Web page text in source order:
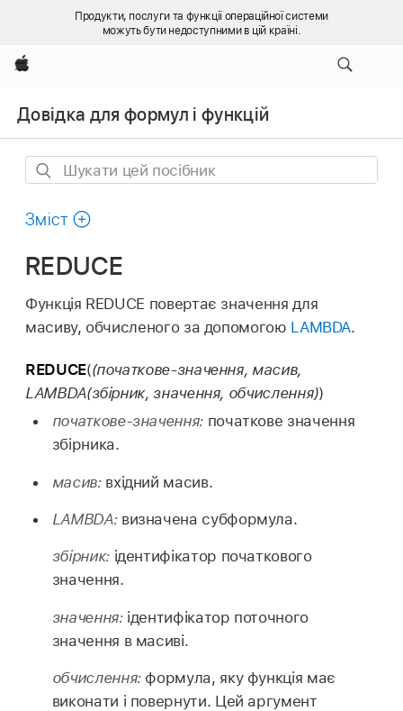
Продукти, послуги та функції операційної системи
можуть бути недоступними в цій країні.
Apple
Довідка для формул і функцій
Шукати
посібник
Зміст
REDUCE
Функція REDUCE повертає значення для
масиву, обчисленого за допомогою LAMBDA.
REDUCE((початкове-значення, масив,
LAMBDA(збірник, значення, обчислення))
початкове-значення: початкове значення
збірника.
масив: вхідний масив.
LAMBDA: визначена субформула.
збірник: ідентифікатор початкового
значення.
значення: ідентифікатор поточного
значення в масиві.
обчислення: формула, яку функція має
виконати і повернути. Цей аргумент